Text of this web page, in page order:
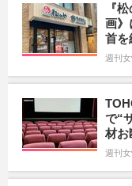
『
画》
首を
週刊
で“
材お
週刊